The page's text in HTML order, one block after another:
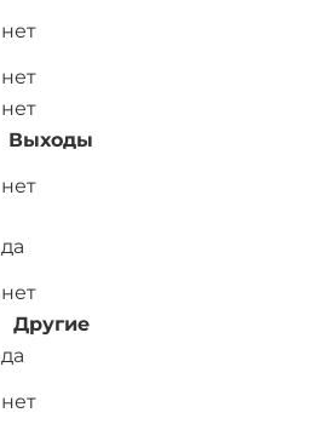
нет
нет
нет
Выходы
нет
да
нет
Другие
да
нет